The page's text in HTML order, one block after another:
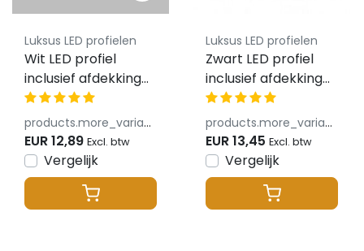
Luksus LED profielen
Wit LED profiel
inclusief afdekking
12mm x 12mm -
SLIM200WIT
products.more_variants_available
EUR 12,89 Excl. btw
Vergelijk
Luksus LED profielen
Zwart LED profiel
inclusief afdekking
12mm x 12mm -
SLIM200ZWART
products.more_variants_available
EUR 13,45 Excl. btw
Vergelijk